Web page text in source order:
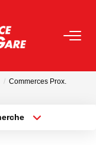
Commerces Prox.